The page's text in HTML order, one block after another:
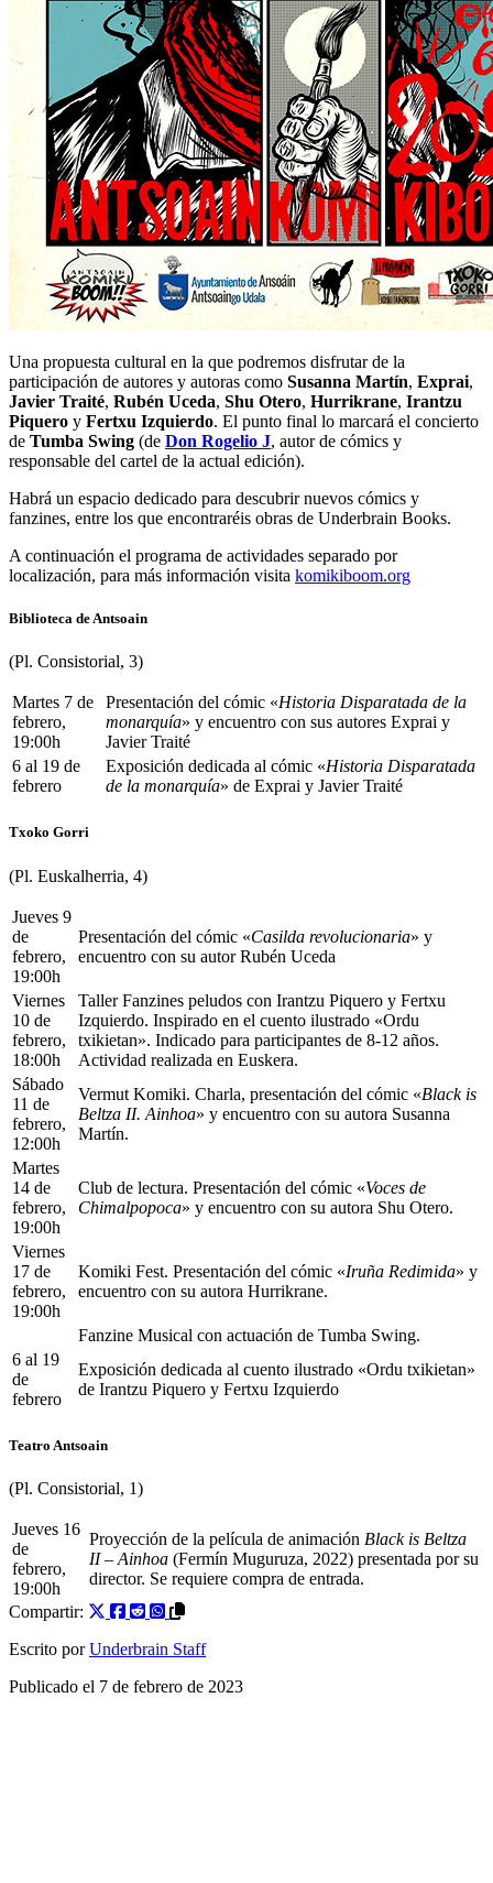
Una propuesta cultural en la que podremos disfrutar de la
participación de autores y autoras como Susanna Martín, Exprai,
Javier Traité, Rubén Uceda, Shu Otero, Hurrikrane, Irantzu
Piquero y Fertxu Izquierdo. El punto final lo marcará el concierto
de Tumba Swing (de Don Rogelio J, autor de cómics y
responsable del cartel de la actual edición).
Habrá un espacio dedicado para descubrir nuevos cómics y
fanzines, entre los que encontraréis obras de Underbrain Books.
A continuación el programa de actividades separado por
localización, para más información visita komikiboom.org
Biblioteca de Antsoain
(Pl. Consistorial, 3)
Martes 7 de
febrero,
19:00h
Presentación del cómic «Historia Disparatada de la
monarquía» y encuentro con sus autores Exprai y
Javier Traité
6 al 19 de
febrero
Exposición dedicada al cómic «Historia Disparatada
de la monarquía» de Exprai y Javier Traité
Txoko Gorri
(Pl. Euskalherria, 4)
Jueves 9
de
febrero,
19:00h
Presentación del cómic «Casilda revolucionaria» y
encuentro con su autor Rubén Uceda
Viernes
10 de
febrero,
18:00h
Taller Fanzines peludos con Irantzu Piquero y Fertxu
Izquierdo. Inspirado en el cuento ilustrado «Ordu
txikietan». Indicado para participantes de 8-12 años.
Actividad realizada en Euskera.
Sábado
11 de
febrero,
12:00h
Vermut Komiki. Charla, presentación del cómic «Black is
Beltza II. Ainhoa» y encuentro con su autora Susanna
Martín.
Martes
14 de
febrero,
19:00h
Club de lectura. Presentación del cómic «Voces de
Chimalpopoca» y encuentro con su autora Shu Otero.
Viernes
17 de
febrero,
19:00h
Komiki Fest. Presentación del cómic «Iruña Redimida» y
encuentro con su autora Hurrikrane.
Fanzine Musical con actuación de Tumba Swing.
6 al 19
de
febrero
Exposición dedicada al cuento ilustrado «Ordu txikietan»
de Irantzu Piquero y Fertxu Izquierdo
Teatro Antsoain
(Pl. Consistorial, 1)
Jueves 16
de
febrero,
19:00h
Proyección de la película de animación Black is Beltza
II – Ainhoa (Fermín Muguruza, 2022) presentada por su
director. Se requiere compra de entrada.
Compartir:
Escrito por Underbrain Staff
Publicado el 7 de febrero de 2023